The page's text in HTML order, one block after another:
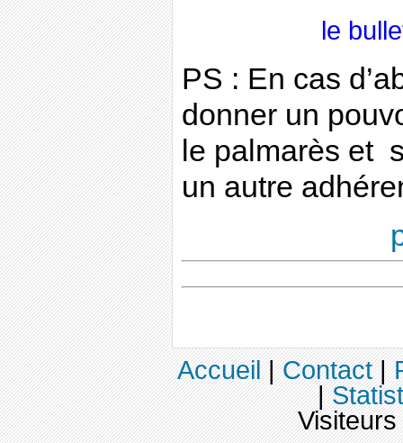
le
PS : En cas
donner un
le palmarès et
un autre
Accueil|Contact|
|